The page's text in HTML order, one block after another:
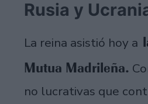
Rusia y
La reina asistió hoy a
Mutua Madrileña.
no lucrativas que